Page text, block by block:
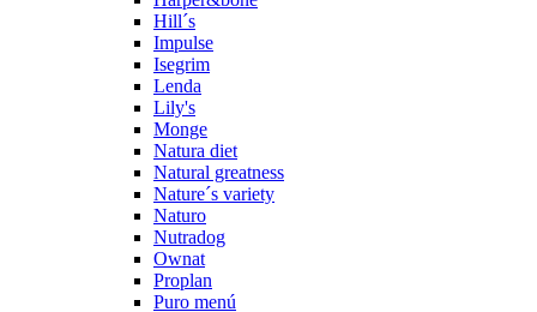
Hill´s
Impulse
Isegrim
Lenda
Lily's
Monge
Natura diet
Natural greatness
Nature´s variety
Naturo
Nutradog
Ownat
Proplan
Puro menú